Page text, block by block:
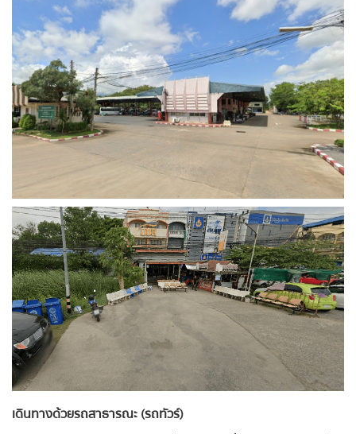
เดินทางด้วยรถสาธารณะ (รถทัวร์)